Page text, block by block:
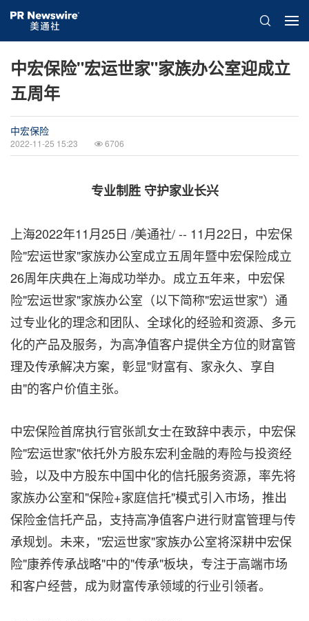
中宏保险"宏运世家"家族办公室迎成立
五周年
中宏保险
2022-11-25 15:23 6706
专业制胜 守护家业长兴
上海2022年11月25日 /美通社/ -- 11月22日，中宏保
险"宏运世家"家族办公室成立五周年暨中宏保险成立
26周年庆典在上海成功举办。成立五年来，中宏保
险"宏运世家"家族办公室（以下简称"宏运世家"）通
过专业化的理念和团队、全球化的经验和资源、多元
化的产品及服务，为高净值客户提供全方位的财富管
理及传承解决方案，彰显"财富有、家永久、享自
由"的客户价值主张。
中宏保险首席执行官张凯女士在致辞中表示，中宏保
险"宏运世家"依托外方股东宏利金融的寿险与投资经
验，以及中方股东中国中化的信托服务资源，率先将
家族办公室和"保险+家庭信托"模式引入市场，推出
保险金信托产品，支持高净值客户进行财富管理与传
承规划。未来，"宏运世家"家族办公室将深耕中宏保
险"康养传承战略"中的"传承"板块，专注于高端市场
和客户经营，成为财富传承领域的行业引领者。